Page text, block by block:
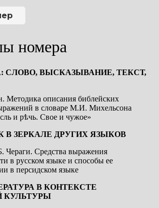
номера
СЛОВО, ВЫСКАЗЫВАНИЕ, ТЕКСТ,
описания библейских
в словаре М.И. Михельсона
и рѣчь. Свое и чужое»
В ЗЕРКАЛЕ ДРУГИХ ЯЗЫКОВ
Чераги. Средства выражения
в русском языке и способы ее
в персидском языке
В КОНТЕКСТЕ
КУЛЬТУРЫ